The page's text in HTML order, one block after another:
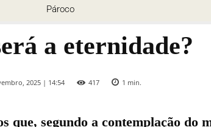
Pároco
a eternidade?
2025 | 14:54 417 1 min.
que, segundo a contemplação do